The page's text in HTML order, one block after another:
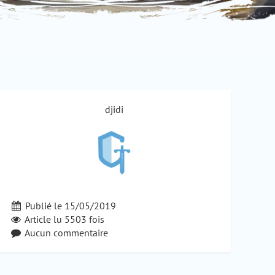
djidi
Publié le 15/05/2019
Article lu 5503 fois
Aucun commentaire